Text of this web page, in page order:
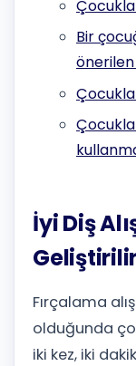
Bir
İyi Diş
Fırçalama
olduğunda
iki kez, iki